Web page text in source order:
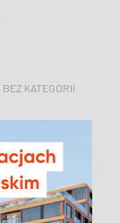
BEZ KATEGORII